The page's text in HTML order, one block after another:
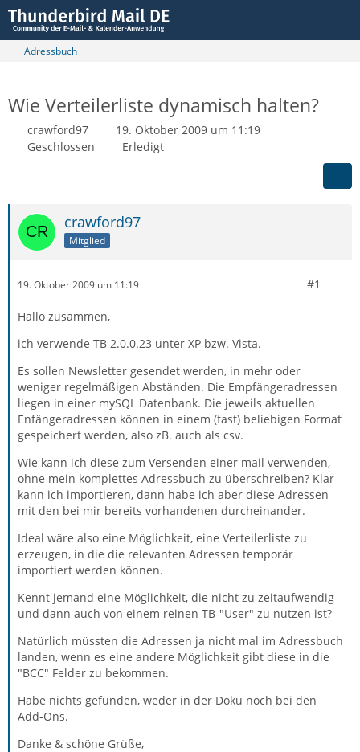
Adressbuch
Wie Verteilerliste dynamisch halten?
crawford97
19. Oktober 2009 um 11:19
Geschlossen
Erledigt
crawford97
Mitglied
19. Oktober 2009 um 11:19 #1
Hallo zusammen,
ich verwende TB 2.0.0.23 unter XP bzw. Vista.
Es sollen Newsletter gesendet werden, in mehr oder
weniger regelmäßigen Abständen. Die Empfängeradressen
liegen in einer mySQL Datenbank. Die jeweils aktuellen
Enfängeradressen können in einem (fast) beliebigen Format
gespeichert werden, also zB. auch als csv.
Wie kann ich diese zum Versenden einer mail verwenden,
ohne mein komplettes Adressbuch zu überschreiben? Klar
kann ich importieren, dann habe ich aber diese Adressen
mit den bei mir bereits vorhandenen durcheinander.
Ideal wäre also eine Möglichkeit, eine Verteilerliste zu
erzeugen, in die die relevanten Adressen temporär
importiert werden können.
Kennt jemand eine Möglichkeit, die nicht zu zeitaufwendig
und dann auch von einem reinen TB-"User" zu nutzen ist?
Natürlich müssten die Adressen ja nicht mal im Adressbuch
landen, wenn es eine andere Möglichkeit gibt diese in die
"BCC" Felder zu bekommen.
Habe nichts gefunden, weder in der Doku noch bei den
Add-Ons.
Danke & schöne Grüße,